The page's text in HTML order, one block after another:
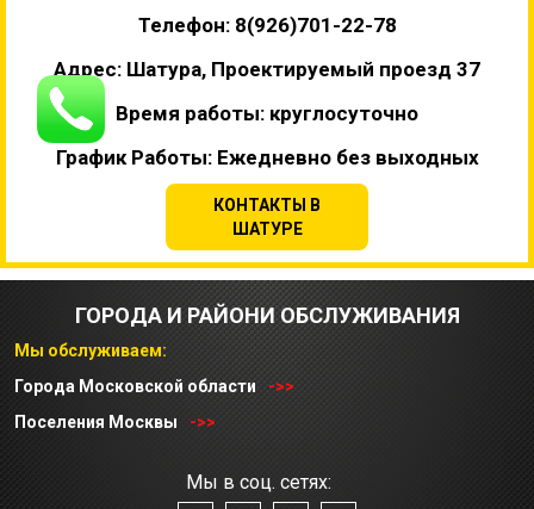
Телефон: 8(926)701-22-78
Адрес: Шатура, Проектируемый проезд 37
Время работы: круглосуточно
График Работы: Ежедневно без выходных
КОНТАКТЫ В
ШАТУРЕ
ГОРОДА И РАЙОНИ ОБСЛУЖИВАНИЯ
Мы обслуживаем:
Города Московской области
->>
Поселения Москвы
->>
Мы в соц. сетях: